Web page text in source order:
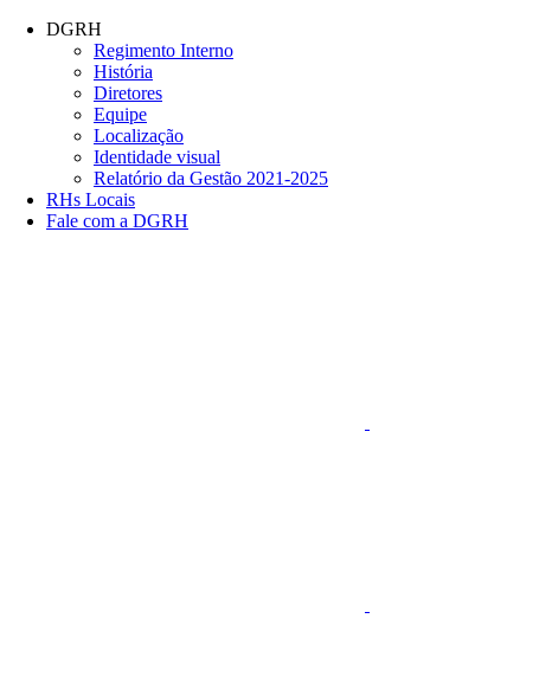
Conteúdo principal
DGRH
Regimento Interno
História
Diretores
Equipe
Localização
Identidade visual
Relatório da Gestão 2021-2025
RHs Locais
Fale com a DGRH